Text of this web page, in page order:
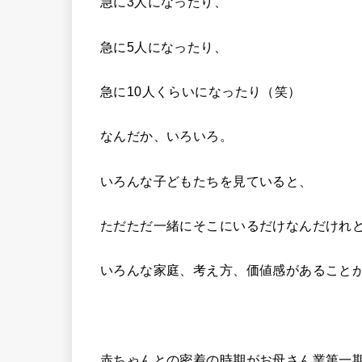
急に5人になったり、
急に10人くらいになったり（笑）
なんだか、いろいろ。
いろんな子どもたちを見ていると、
ただただ一緒にそこにいるだけなんだけれど
いろんな家庭、考え方、価値感があること